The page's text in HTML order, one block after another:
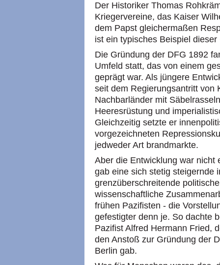
Der Historiker Thomas
Kriegervereine, das Kaiser
dem Papst gleichermaßen
ist ein typisches Beispiel
Die Gründung der DFG 1892
Umfeld statt, das von einem
geprägt war. Als jüngere
seit dem Regierungsantritt von
Nachbarländer mit
Heeresrüstung und
Gleichzeitig setzte er
vorgezeichneten
jedweder Art brandmarkte.
Aber die Entwicklung war nicht
gab eine sich stetig steigernde
grenzüberschreitende
wissenschaftliche
frühen Pazifisten - die
gefestigter denn je. So dachte
Pazifist Alfred Hermann Fried,
den Anstoß zur Gründung der
Berlin gab.